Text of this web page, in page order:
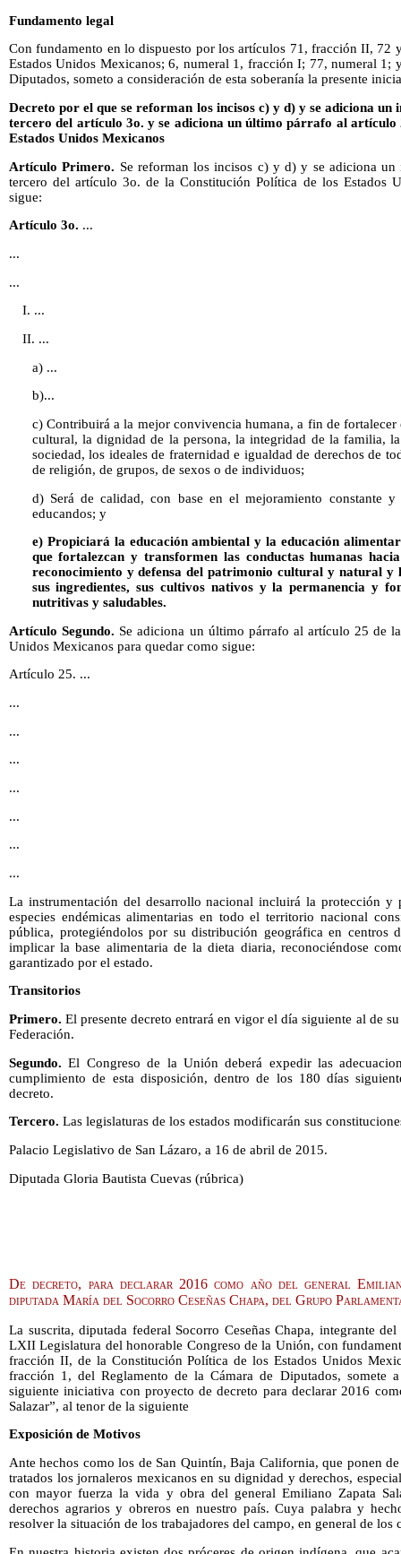
Fundamento legal
Con fundamento en lo dispuesto por los artículos 71, fracción II, 72
Estados Unidos Mexicanos; 6, numeral 1, fracción I; 77, numeral 1;
Diputados, someto a consideración de esta soberanía la presente
Decreto por el que se reforman los incisos c) y d) y se adiciona
tercero del artículo 3o. y se adiciona un último párrafo al artículo
Estados Unidos Mexicanos
Artículo Primero. Se reforman los incisos c) y d) y se adiciona
tercero del artículo 3o. de la Constitución Política de los Estados
sigue:
Artículo 3o. ...
...
...
I. ...
II. ...
a) ...
b)...
c) Contribuirá a la mejor convivencia humana, a fin de
cultural, la dignidad de la persona, la integridad de la familia,
sociedad, los ideales de fraternidad e igualdad de derechos de
de religión, de grupos, de sexos o de individuos;
d) Será de calidad, con base en el mejoramiento constante
educandos; y
e) Propiciará la educación ambiental y la educación
que fortalezcan y transformen las conductas humanas
reconocimiento y defensa del patrimonio cultural y natural y
sus ingredientes, sus cultivos nativos y la permanencia y
nutritivas y saludables.
Artículo Segundo. Se adiciona un último párrafo al artículo 25 de
Unidos Mexicanos para quedar como sigue:
Artículo 25. ...
...
...
...
...
...
...
...
La instrumentación del desarrollo nacional incluirá la protección
especies endémicas alimentarias en todo el territorio nacional
pública, protegiéndolos por su distribución geográfica en centros
implicar la base alimentaria de la dieta diaria, reconociéndose
garantizado por el estado.
Transitorios
Primero. El presente decreto entrará en vigor el día siguiente al de
Federación.
Segundo. El Congreso de la Unión deberá expedir las
cumplimiento de esta disposición, dentro de los 180 días
decreto.
Tercero. Las legislaturas de los estados modificarán sus
Palacio Legislativo de San Lázaro, a 16 de abril de 2015.
Diputada Gloria Bautista Cuevas (rúbrica)
De decreto, para declarar 2016 como año del general
diputada María del Socorro Ceseñas Chapa, del Grupo
La suscrita, diputada federal Socorro Ceseñas Chapa, integrante
LXII Legislatura del honorable Congreso de la Unión, con
fracción II, de la Constitución Política de los Estados Unidos
fracción 1, del Reglamento de la Cámara de Diputados, somete
siguiente iniciativa con proyecto de decreto para declarar 2016
Salazar”, al tenor de la siguiente
Exposición de Motivos
Ante hechos como los de San Quintín, Baja California, que ponen
tratados los jornaleros mexicanos en su dignidad y derechos,
con mayor fuerza la vida y obra del general Emiliano Zapata
derechos agrarios y obreros en nuestro país. Cuya palabra y
resolver la situación de los trabajadores del campo, en general de los